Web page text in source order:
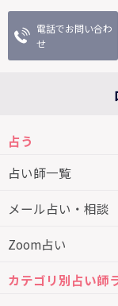
電話でお問い合わ
せ
占う
占い師一覧
メール占い・相談
Zoom占い
カテゴリ別占い師